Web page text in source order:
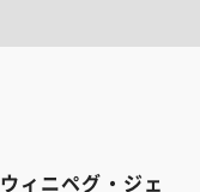
ウィニペグ・ジェ